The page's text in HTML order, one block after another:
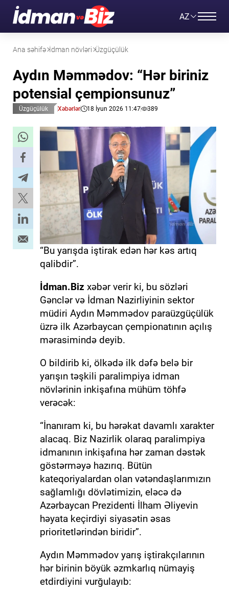
AZ
Ana səhifə İdman növləri Üzgüçülük
Aydın Məmmədov: “Hər biriniz
potensial çempionsunuz”
Üzgüçülük Xəbərlər 18 İyun 2026 11:47 389
“Bu yarışda iştirak edən hər kəs artıq
qalibdir”.
İdman.Biz xəbər verir ki, bu sözləri
Gənclər və İdman Nazirliyinin sektor
müdiri Aydın Məmmədov paraüzgüçülük
üzrə ilk Azərbaycan çempionatının açılış
mərasimində deyib.
O bildirib ki, ölkədə ilk dəfə belə bir
yarışın təşkili paralimpiya idman
növlərinin inkişafına mühüm töhfə
verəcək:
“İnanıram ki, bu hərəkat davamlı xarakter
alacaq. Biz Nazirlik olaraq paralimpiya
idmanının inkişafına hər zaman dəstək
göstərməyə hazırıq. Bütün
kateqoriyalardan olan vətəndaşlarımızın
sağlamlığı dövlətimizin, eləcə də
Azərbaycan Prezidenti İlham Əliyevin
həyata keçirdiyi siyasətin əsas
prioritetlərindən biridir”.
Aydın Məmmədov yarış iştirakçılarının
hər birinin böyük əzmkarlıq nümayiş
etdirdiyini vurğulayıb: